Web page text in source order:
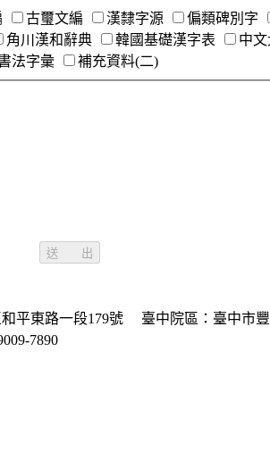
古璽文編 漢隸字源
偏類碑別字
角川漢和辭典 韓國基礎漢字表
中
法字彙 補充資料(二)
送 出
平東路一段179號
臺中院區：臺中市
7890